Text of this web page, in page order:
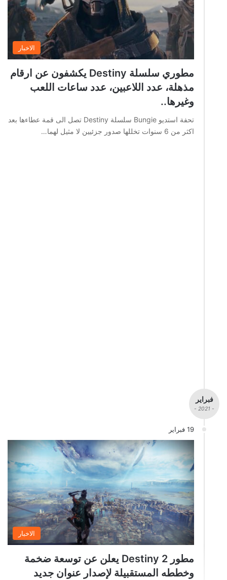
الاخبار
مطوري سلسلة Destiny يكشفون عن ارقام
مذهلة، عدد اللاعبين، عدد ساعات اللعب
وغيرها..
تحفة استديو Bungie سلسلة Destiny تصل الى قمة عطاءها بعد
اكثر من 6 سنوات تخللها صدور جزئيين لا مثيل لهما…
فبراير
- 2021 -
19 فبراير
الاخبار
مطور 2 Destiny يعلن عن توسعة ضخمة
وخططه المستقبيلة لإصدار عنوان جديد